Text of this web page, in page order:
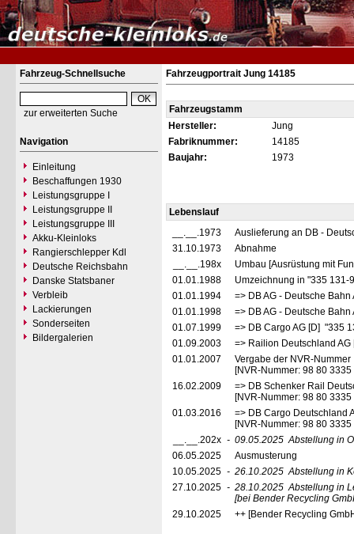
Fahrzeug-Schnellsuche
zur erweiterten Suche
Navigation
Einleitung
Beschaffungen 1930
Leistungsgruppe I
Leistungsgruppe II
Leistungsgruppe III
Akku-Kleinloks
Rangierschlepper Kdl
Deutsche Reichsbahn
Danske Statsbaner
Verbleib
Lackierungen
Sonderseiten
Bildergalerien
Fahrzeugportrait Jung 14185
Fahrzeugstamm
Hersteller:
Jung
Fabriknummer:
14185
Baujahr:
1973
Lebenslauf
__.__.1973
Auslieferung an DB -
31.10.1973
Abnahme
__.__.198x
Umbau [Ausrüstung mit
01.01.1988
Umzeichnung in "335 131-
01.01.1994
=> DB AG - Deutsche
01.01.1998
=> DB AG - Deutsche
01.07.1999
=> DB Cargo AG [D] "335
01.09.2003
=> Railion Deutschland
01.01.2007
Vergabe der NVR-Nummer
[NVR-Nummer: 98 80
16.02.2009
=> DB Schenker Rail
[NVR-Nummer: 98 80
01.03.2016
=> DB Cargo Deutschland
[NVR-Nummer: 98 80
__.__.202x - 09.05.2025 Abstellung in
06.05.2025
Ausmusterung
10.05.2025 - 26.10.2025 Abstellung in
27.10.2025 - 28.10.2025 Abstellung in
[bei Bender Recycling
29.10.2025
++ [Bender Recycling